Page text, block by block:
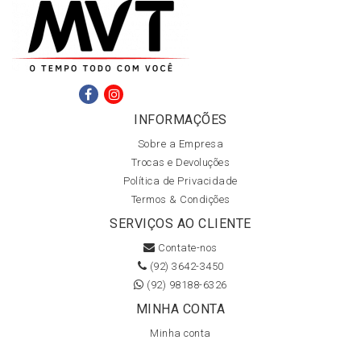
INFORMAÇÕES
Sobre a Empresa
Trocas e Devoluções
Política de Privacidade
Termos & Condições
SERVIÇOS AO CLIENTE
Contate-nos
(92) 3642-3450
(92) 98188-6326
MINHA CONTA
Minha conta